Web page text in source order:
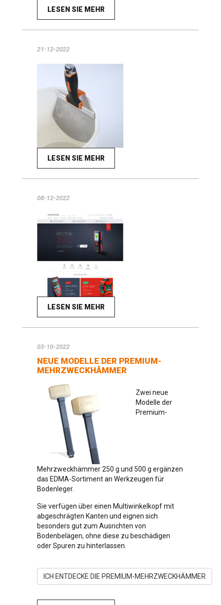
LESEN SIE MEHR
21-12-2022
LESEN SIE MEHR
08-12-2022
LESEN SIE MEHR
03-10-2022
NEUE MODELLE DER PREMIUM-
MEHRZWECKHÂMMER
Zwei neue
Modelle der
Premium-
Mehrzweckhämmer 250 g und 500 g ergänzen
das EDMA-Sortiment an Werkzeugen für
Bodenleger.
Sie verfügen über einen Multiwinkelkopf mit
abgeschrägten Kanten und eignen sich
besonders gut zum Ausrichten von
Bodenbelägen, ohne diese zu beschädigen
oder Spuren zu hinterlassen.
ICH ENTDECKE DIE PREMIUM-MEHRZWECKHÄMMER